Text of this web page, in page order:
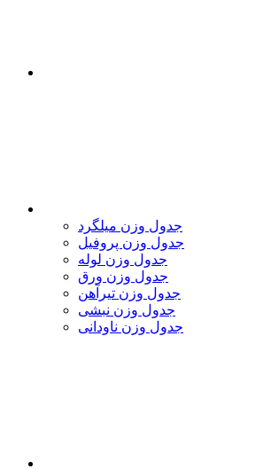
جدول وزن میلگرد
جدول وزن پروفیل
جدول وزن لوله
جدول وزن ورق
جدول وزن تیرآهن
جدول وزن نبشی
جدول وزن ناودانی